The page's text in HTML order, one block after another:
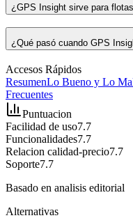
¿GPS Insight sirve para
¿Qué pasó cuando GPS
Accesos Rápidos
ResumenLo Bueno y Lo
Frecuentes
Puntuacion
Facilidad de uso7.7
Funcionalidades7.7
Relacion calidad-precio7.7
Soporte7.7
Basado en analisis editorial
Alternativas